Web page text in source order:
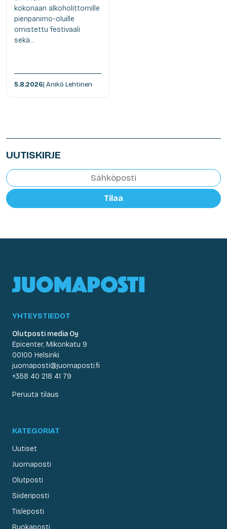
kokonaan alkoholittomille
pienpanimo-oluille
omistettu festivaali
sekä...
5.8.2026| Anikó Lehtinen
UUTISKIRJE
Tilaa
YHTEYSTIEDOT
Olutposti media Oy
Epicenter, Mikonkatu 9
00100 Helsinki
juomaposti@juomaposti.fi
+358 40 218 41 79
Peruuta tilaus
KATEGORIAT
Uutiset
Juomaposti
Olutposti
Siideriposti
Tisleposti